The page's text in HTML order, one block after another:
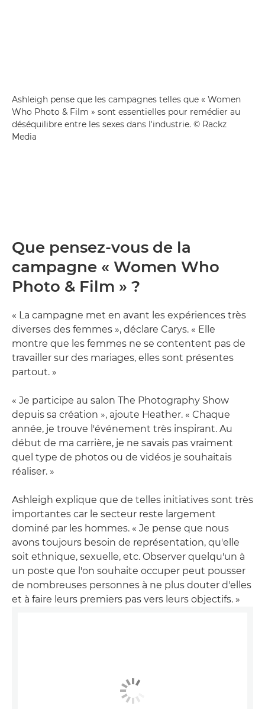
Ashleigh pense que les campagnes telles que « Women
Who Photo & Film » sont essentielles pour remédier au
déséquilibre entre les sexes dans l'industrie. © Rackz
Media
Que pensez-vous de la
campagne « Women Who
Photo & Film » ?
« La campagne met en avant les expériences très
diverses des femmes », déclare Carys. « Elle
montre que les femmes ne se contentent pas de
travailler sur des mariages, elles sont présentes
partout. »
« Je participe au salon The Photography Show
depuis sa création », ajoute Heather. « Chaque
année, je trouve l'événement très inspirant. Au
début de ma carrière, je ne savais pas vraiment
quel type de photos ou de vidéos je souhaitais
réaliser. »
Ashleigh explique que de telles initiatives sont très
importantes car le secteur reste largement
dominé par les hommes. « Je pense que nous
avons toujours besoin de représentation, qu'elle
soit ethnique, sexuelle, etc. Observer quelqu'un à
un poste que l'on souhaite occuper peut pousser
de nombreuses personnes à ne plus douter d'elles
et à faire leurs premiers pas vers leurs objectifs. »